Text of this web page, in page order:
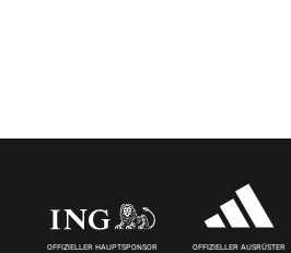
OFFIZIELLER HAUPTSPONSOR OFFIZIELLER AUSRÜSTER